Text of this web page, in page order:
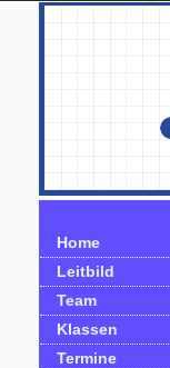
Home
Leitbild
Team
Klassen
Termine